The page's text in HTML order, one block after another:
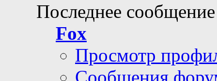
Последнее
Fox
Просмотр
Сообщения